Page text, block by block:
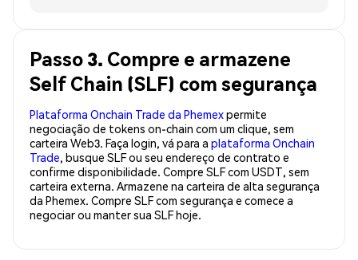
Passo 3. Compre e armazene
Self Chain (SLF) com segurança
Plataforma Onchain Trade da Phemexpermite
negociação de tokens on-chain com um clique, sem
carteira Web3. Faça login, vá para a plataforma Onchain
Trade, busque SLF ou seu endereço de contrato e
confirme disponibilidade. Compre SLF com USDT, sem
carteira externa. Armazene na carteira de alta segurança
da Phemex. Compre SLF com segurança e comece a
negociar ou manter sua SLF hoje.